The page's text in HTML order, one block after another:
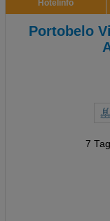
Hotelinfo
Portobelo
7